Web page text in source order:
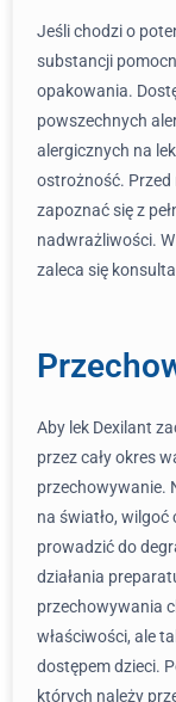
Jeśli chodzi o
substancji
opakowania.
powszechnych
alergicznych na
ostrożność. Przed
zapoznać się z
nadwrażliwości.
zaleca się
Aby lek Dexilant
przez cały okres
przechowywanie.
na światło,
prowadzić do
działania
przechowywania
właściwości, ale
dostępem dzieci.
których należy